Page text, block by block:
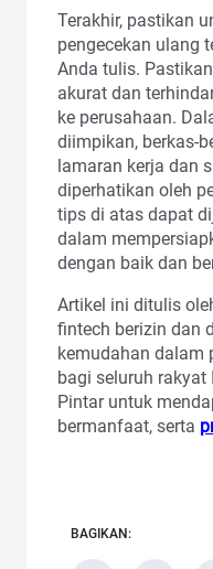
Terakhir, pastikan
pengecekan ulang
Anda tulis.
akurat dan
ke perusahaan.
diimpikan, berkas-
lamaran kerja dan
diperhatikan oleh
tips di atas dapat
dalam
dengan baik dan
Artikel ini ditulis
fintech berizin dan
kemudahan dalam
bagi seluruh rakyat
Pintar untuk
bermanfaat, serta
BAGIKAN: